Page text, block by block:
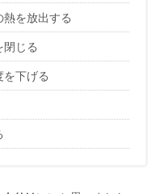
を放出する
閉じる
下げる